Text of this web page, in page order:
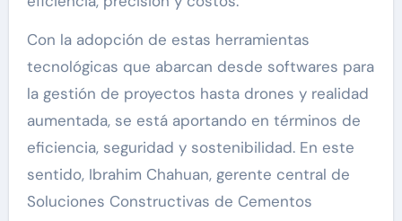
Con la adopción de estas herramientas
tecnológicas que abarcan desde softwares para
la gestión de proyectos hasta drones y realidad
aumentada, se está aportando en términos de
eficiencia, seguridad y sostenibilidad. En este
sentido, Ibrahim Chahuan, gerente central de
Soluciones Constructivas de Cementos